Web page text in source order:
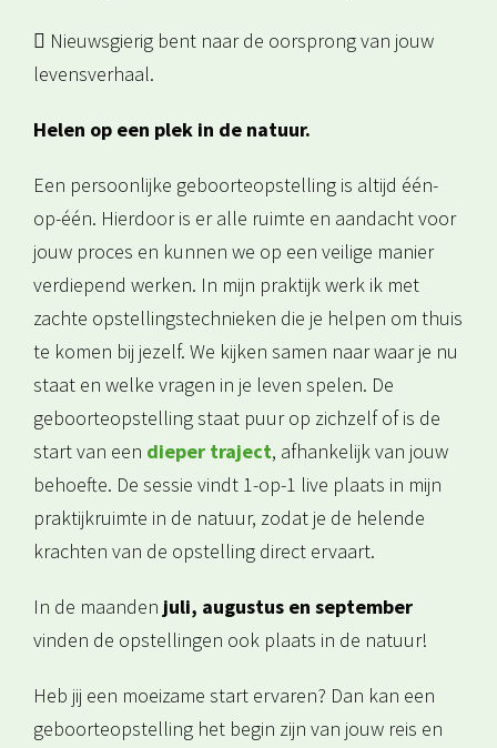
 Nieuwsgierig bent naar de oorsprong van jouw
levensverhaal.
Helen op een plek in de natuur.
Een persoonlijke geboorteopstelling is altijd één-
op-één. Hierdoor is er alle ruimte en aandacht voor
jouw proces en kunnen we op een veilige manier
verdiepend werken. In mijn praktijk werk ik met
zachte opstellingstechnieken die je helpen om thuis
te komen bij jezelf. We kijken samen naar waar je nu
staat en welke vragen in je leven spelen. De
geboorteopstelling staat puur op zichzelf of is de
start van een dieper traject, afhankelijk van jouw
behoefte. De sessie vindt 1-op-1 live plaats in mijn
praktijkruimte in de natuur, zodat je de helende
krachten van de opstelling direct ervaart.
In de maanden juli, augustus en september
vinden de opstellingen ook plaats in de natuur!
Heb jij een moeizame start ervaren? Dan kan een
geboorteopstelling het begin zijn van jouw reis en